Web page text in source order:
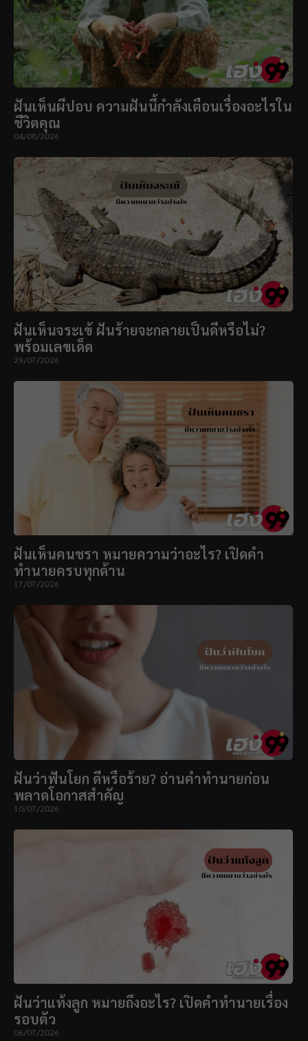
ฝันเห็นผีปอบ ความฝันนี้กำลังเตือนเรื่องอะไรใน
ชีวิตคุณ
04/08/2026
ฝันเห็นจระเข้ ฝันร้ายจะกลายเป็นดีหรือไม่?
พร้อมเลขเด็ด
29/07/2026
ฝันเห็นคนชรา หมายความว่าอะไร? เปิดคำ
ทำนายครบทุกด้าน
17/07/2026
ฝันว่าฟันโยก ดีหรือร้าย? อ่านคำทำนายก่อน
พลาดโอกาสสำคัญ
10/07/2026
ฝันว่าแท้งลูก หมายถึงอะไร? เปิดคำทำนายเรื่อง
รอบตัว
06/07/2026